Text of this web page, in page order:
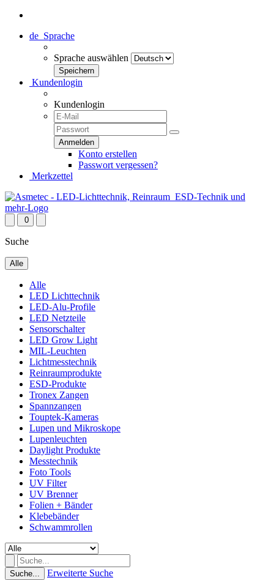
de Sprache
Sprache auswählen
Kundenlogin
Kundenlogin
Konto erstellen
Passwort vergessen?
Merkzettel
0
Suche
Alle
Alle
LED Lichttechnik
LED-Alu-Profile
LED Netzteile
Sensorschalter
LED Grow Light
MIL-Leuchten
Lichtmesstechnik
Reinraumprodukte
ESD-Produkte
Tronex Zangen
Spannzangen
Touptek-Kameras
Lupen und Mikroskope
Lupenleuchten
Daylight Produkte
Messtechnik
Foto Tools
UV Filter
UV Brenner
Folien + Bänder
Klebebänder
Schwammrollen
Suche... Erweiterte Suche